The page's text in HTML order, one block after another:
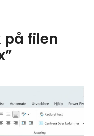
på filen